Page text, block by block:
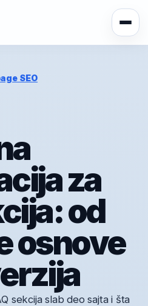
SEO
za
od
osnove
sekcija slab deo sajta i šta